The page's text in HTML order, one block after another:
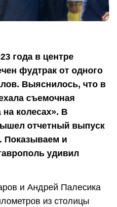
года в центре
фудтрак от одного
Выяснилось, что в
съемочная
колесах». В
отчетный выпуск
Показываем и
удивил
и Андрей Палесика
из столицы